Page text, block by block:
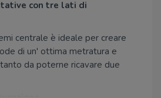
con tre lati di
centrale è ideale per creare
di un' ottima metratura e
da poterne ricavare due